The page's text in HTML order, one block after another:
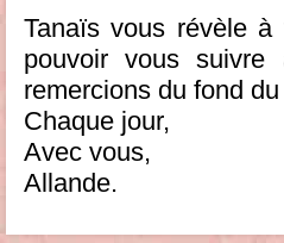
Tanaïs vous révèle à
pouvoir vous
remercions du fond
Chaque jour,
Avec vous,
Allande.